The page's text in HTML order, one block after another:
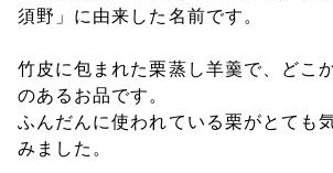
須野」に由来した名前です。
竹皮に包まれた栗蒸し羊羹で、どこ
のあるお品です。
ふんだんに使われている栗がとても
みました。